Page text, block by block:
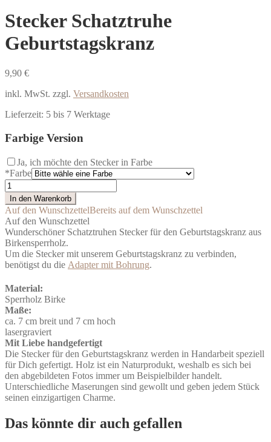
Stecker Schatztruhe
Geburtstagskranz
9,90 €
inkl. MwSt. zzgl. Versandkosten
Lieferzeit: 5 bis 7 Werktage
Farbige Version
Ja, ich möchte den Stecker in Farbe
*Farbe
Stecker
Schatztruhe
Geburtstagskranz
Menge
In den Warenkorb
Auf den WunschzettelBereits auf dem Wunschzettel
Auf den Wunschzettel
Wunderschöner Schatztruhen Stecker für den Geburtstagskranz aus
Birkensperrholz.
Um die Stecker mit unserem Geburtstagskranz zu verbinden,
benötigst du die Adapter mit Bohrung.
Material:
Sperrholz Birke
Maße:
ca. 7 cm breit und 7 cm hoch
lasergraviert
Mit Liebe handgefertigt
Die Stecker für den Geburtstagskranz werden in Handarbeit speziell
für Dich gefertigt. Holz ist ein Naturprodukt, weshalb es sich bei
den abgebildeten Fotos immer um Beispielbilder handelt.
Unterschiedliche Maserungen sind gewollt und geben jedem Stück
seinen einzigartigen Charme.
Das könnte dir auch gefallen